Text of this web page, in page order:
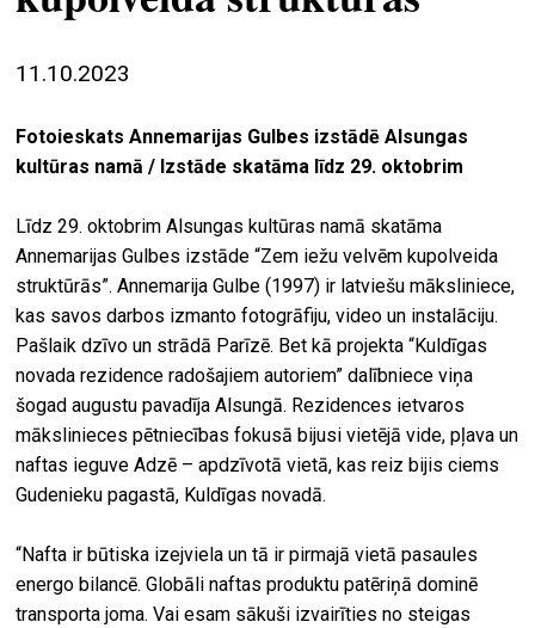
meklēt
11.10.2023
Fotoieskats Annemarijas Gulbes izstādē Alsungas
kultūras namā / Izstāde skatāma līdz 29. oktobrim
Līdz 29. oktobrim Alsungas kultūras namā skatāma
Annemarijas Gulbes izstāde “Zem iežu velvēm kupolveida
struktūrās”. Annemarija Gulbe (1997) ir latviešu māksliniece,
kas savos darbos izmanto fotogrāfiju, video un instalāciju.
Pašlaik dzīvo un strādā Parīzē. Bet kā projekta “Kuldīgas
novada rezidence radošajiem autoriem” dalībniece viņa
šogad augustu pavadīja Alsungā. Rezidences ietvaros
mākslinieces pētniecības fokusā bijusi vietējā vide, pļava un
naftas ieguve Adzē – apdzīvotā vietā, kas reiz bijis ciems
Gudenieku pagastā, Kuldīgas novadā.
“Nafta ir būtiska izejviela un tā ir pirmajā vietā pasaules
energo bilancē. Globāli naftas produktu patēriņā dominē
transporta joma. Vai esam sākuši izvairīties no steigas